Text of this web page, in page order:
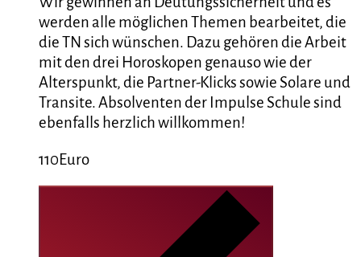
werden alle möglichen Themen bearbeitet, die
die TN sich wünschen. Dazu gehören die Arbeit
mit den drei Horoskopen genauso wie der
Alterspunkt, die Partner-Klicks sowie Solare und
Transite. Absolventen der Impulse Schule sind
ebenfalls herzlich willkommen!
110Euro